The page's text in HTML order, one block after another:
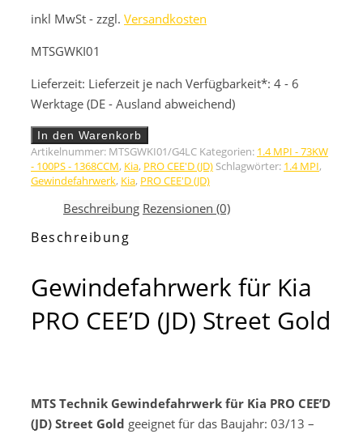
war:
699,00 €
ist:
inkl MwSt - zzgl. Versandkosten
MTSGWKI01
Lieferzeit: Lieferzeit je nach Verfügbarkeit*: 4 - 6
Werktage (DE - Ausland abweichend)
Gewindefahrwerk
für
Kia
PRO
Street
Gold
In den Warenkorb
Artikelnummer: MTSGWKI01/G4LC Kategorien: 1.4 MPI - 73KW
- 100PS - 1368CCM, Kia, PRO CEE'D (JD) Schlagwörter: 1.4 MPI,
Gewindefahrwerk, Kia, PRO CEE'D (JD)
Beschreibung Rezensionen (0)
Beschreibung
Gewindefahrwerk für Kia
PRO CEE’D (JD) Street Gold
MTS Technik Gewindefahrwerk für Kia PRO CEE’D
(JD) Street Gold geeignet für das Baujahr: 03/13 –